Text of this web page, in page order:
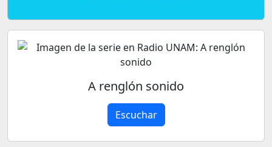
A renglón sonido
Escuchar